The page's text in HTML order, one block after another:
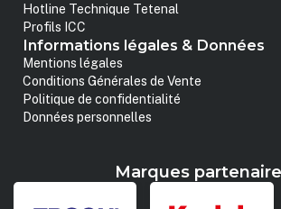
Hotline Technique Tetenal
Profils ICC
Informations légales & Données
Mentions légales
Conditions Générales de Vente
Politique de confidentialité
Données personnelles
Marques